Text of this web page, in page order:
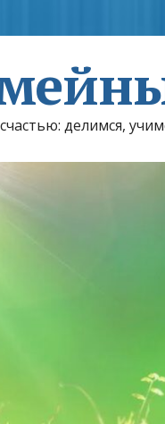
делимся,